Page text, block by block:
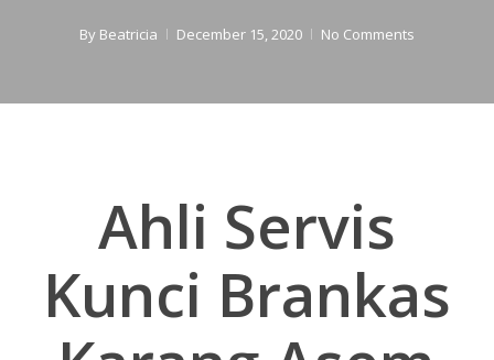
By Beatricia December 15, 2020 No Comments
Ahli Servis
Kunci Brankas